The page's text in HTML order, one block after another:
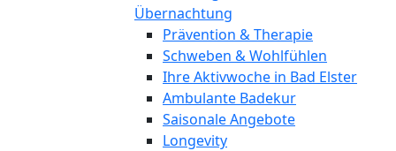
Übernachtung
Prävention & Therapie
Schweben & Wohlfühlen
Ihre Aktivwoche in Bad Elster
Ambulante Badekur
Saisonale Angebote
Longevity